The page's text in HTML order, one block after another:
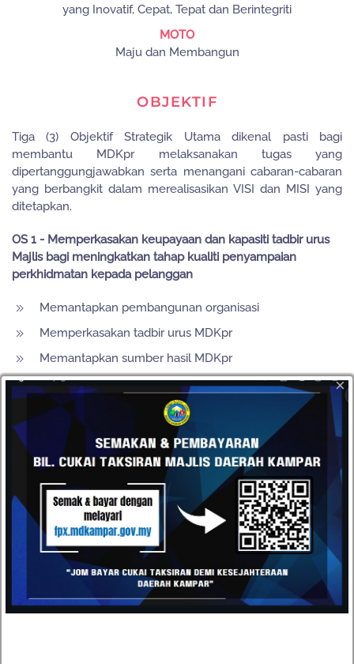
yang Inovatif, Cepat, Tepat dan Berintegriti
MOTO
Maju dan Membangun
OBJEKTIF
Tiga (3) Objektif Strategik Utama dikenal pasti bagi
membantu MDKpr melaksanakan tugas yang
dipertanggungjawabkan serta menangani cabaran-cabaran
yang berbangkit dalam merealisasikan VISI dan MISI yang
ditetapkan.
OS 1 - Memperkasakan keupayaan dan kapasiti tadbir urus
Majlis bagi meningkatkan tahap kualiti penyampaian
perkhidmatan kepada pelanggan
Memantapkan pembangunan organisasi
Memperkasakan tadbir urus MDKpr
Memantapkan sumber hasil MDKpr
OS 2 - Menyediakan prasarana dengan kualiti
penyelenggara yang memenuhi kehendak masyarakat bagi
mempertingkatkan kualiti hidup komuniti
Mempertingkatkan kemudahan infrastruktur awam
Memperkukuhkan pengurusan dan penyelenggaraan
aset fasiliti awam
OS 3 - Memantapkan kolaborasi strategik bagi memudahkan
dan melancarkan pembangunan
Memantapkan jaringan kerjasama dengan pihak-pihak
berkepentingan
×